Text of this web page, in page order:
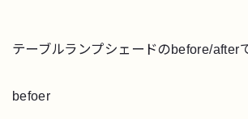
テーブルランプシェードのbefore/afterで
befoer